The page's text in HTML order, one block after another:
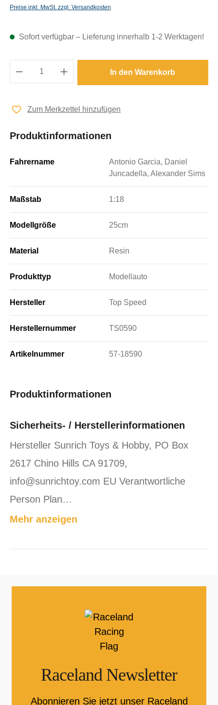
Preise inkl. MwSt. zzgl. Versandkosten
Sofort verfügbar – Lieferung innerhalb 1-2 Werktagen!
Produkt Anzahl: Gib den gewünschten
In den Warenkorb
Zum Merkzettel hinzufügen
Produktinformationen
Fahrername
Antonio Garcia, Daniel
Juncadella, Alexander Sims
Maßstab 1:18
Modellgröße 25cm
Material Resin
Produkttyp Modellauto
Hersteller Top Speed
Herstellernummer TS0590
Artikelnummer 57-18590
Produktinformationen
Sicherheits- / Herstellerinformationen
Hersteller Sunrich Toys & Hobby, PO Box
2617 Chino Hills CA 91709,
info@sunrichtoy.com EU Verantwortliche
Person Plan…
Mehr anzeigen
Raceland Newsletter
Abonnieren Sie jetzt unser Raceland